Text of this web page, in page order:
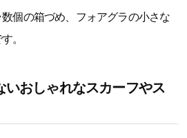
個の箱づめ、フォアグラの小さな
。
いおしゃれなスカーフやス